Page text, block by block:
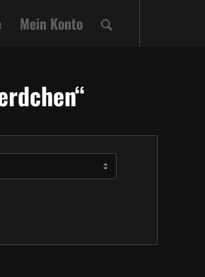
Mein Konto